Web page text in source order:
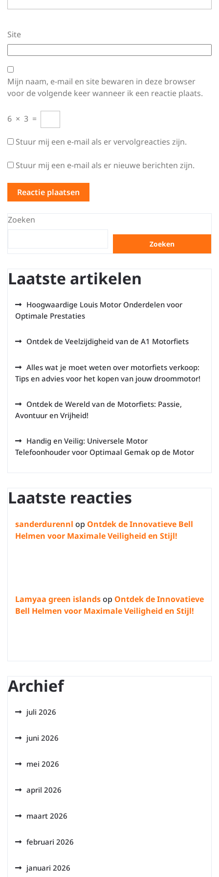
Site
Mijn naam, e-mail en site bewaren in deze browser
voor de volgende keer wanneer ik een reactie plaats.
6 × 3 =
Stuur mij een e-mail als er vervolgreacties zijn.
Stuur mij een e-mail als er nieuwe berichten zijn.
Zoeken
Zoeken
Laatste artikelen
Hoogwaardige Louis Motor Onderdelen voor
Optimale Prestaties
Ontdek de Veelzijdigheid van de A1 Motorfiets
Alles wat je moet weten over motorfiets verkoop:
Tips en advies voor het kopen van jouw droommotor!
Ontdek de Wereld van de Motorfiets: Passie,
Avontuur en Vrijheid!
Handig en Veilig: Universele Motor
Telefoonhouder voor Optimaal Gemak op de Motor
Laatste reacties
sanderdurennl op Ontdek de Innovatieve Bell
Helmen voor Maximale Veiligheid en Stijl!
Lamyaa green islandsop Ontdek de Innovatieve
Bell Helmen voor Maximale Veiligheid en Stijl!
Archief
juli 2026
juni 2026
mei 2026
april 2026
maart 2026
februari 2026
januari 2026